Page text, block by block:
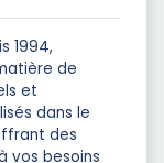
1994,
de
et
dans le
des
vos besoins